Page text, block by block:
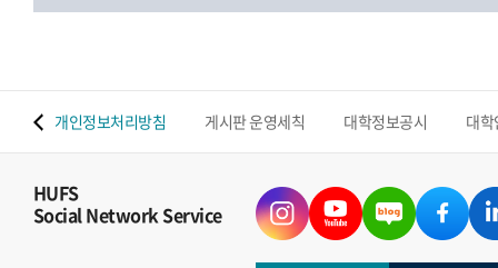
개인정보처리방침 게시판 운영세칙 대학정보공시 대
HUFS
Social Network Service